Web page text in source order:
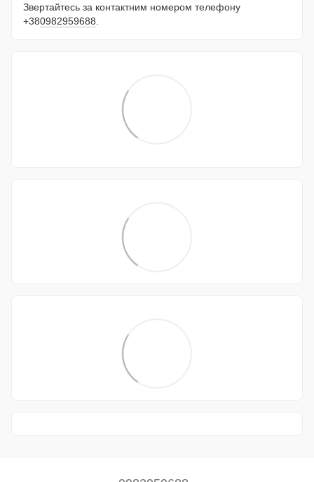
Звертайтесь за контактним номером телефону
+380982959688